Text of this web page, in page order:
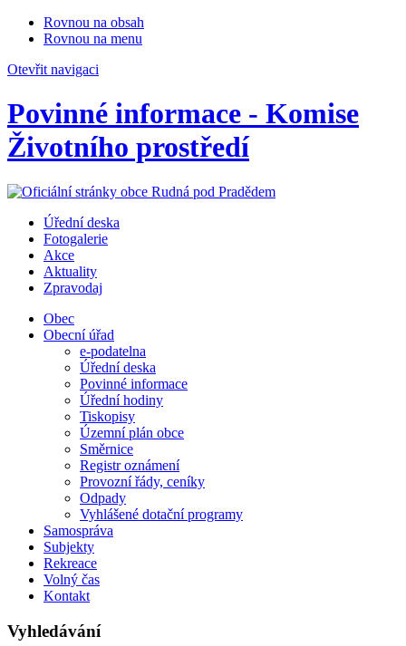
Rovnou na obsah
Rovnou na menu
Otevřit navigaci
Povinné informace - Komise
Životního prostředí
Úřední deska
Fotogalerie
Akce
Aktuality
Zpravodaj
Obec
Obecní úřad
e-podatelna
Úřední deska
Povinné informace
Úřední hodiny
Tiskopisy
Územní plán obce
Směrnice
Registr oznámení
Provozní řády, ceníky
Odpady
Vyhlášené dotační programy
Samospráva
Subjekty
Rekreace
Volný čas
Kontakt
Vyhledávání